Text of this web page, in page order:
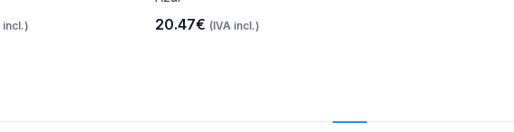
incl.) 20.47€ (IVA incl.)